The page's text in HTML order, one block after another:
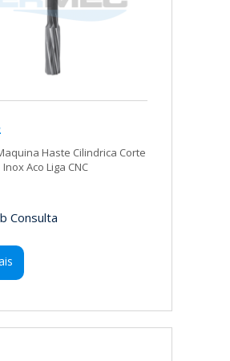
Haste Cilindrica Corte
Aco Liga CNC
Consulta